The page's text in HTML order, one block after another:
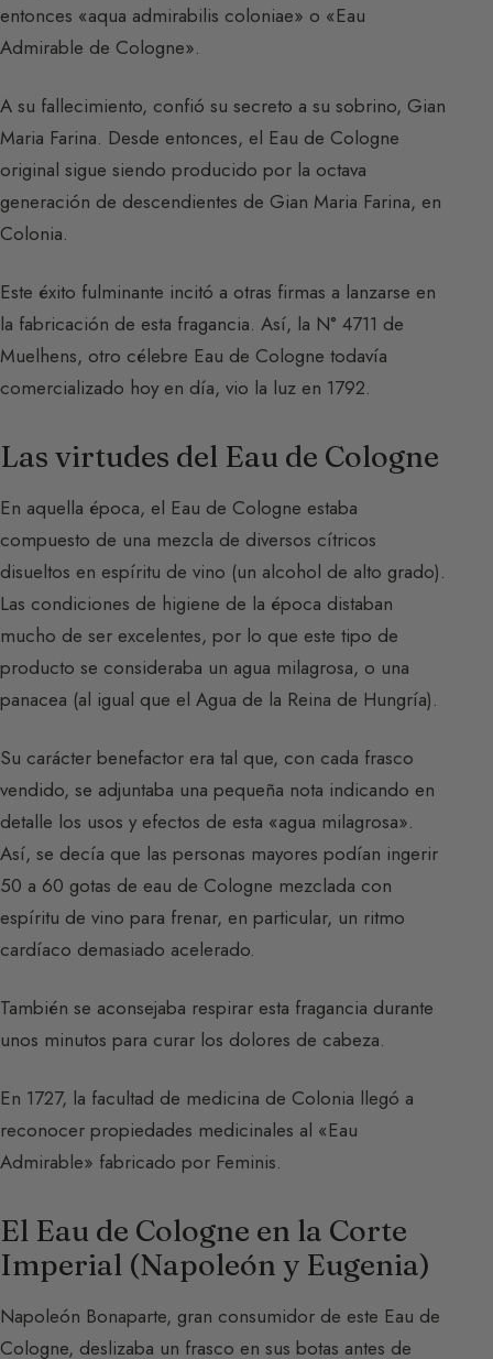
entonces «aqua admirabilis coloniae» o «Eau
Admirable de Cologne».
A su fallecimiento, confió su secreto a su sobrino, Gian
Maria Farina. Desde entonces, el Eau de Cologne
original sigue siendo producido por la octava
generación de descendientes de Gian Maria Farina, en
Colonia.
Este éxito fulminante incitó a otras firmas a lanzarse en
la fabricación de esta fragancia. Así, la N° 4711 de
Muelhens, otro célebre Eau de Cologne todavía
comercializado hoy en día, vio la luz en 1792.
Las virtudes del Eau de Cologne
En aquella época, el Eau de Cologne estaba
compuesto de una mezcla de diversos cítricos
disueltos en espíritu de vino (un alcohol de alto grado).
Las condiciones de higiene de la época distaban
mucho de ser excelentes, por lo que este tipo de
producto se consideraba un agua milagrosa, o una
panacea (al igual que el Agua de la Reina de Hungría).
Su carácter benefactor era tal que, con cada frasco
vendido, se adjuntaba una pequeña nota indicando en
detalle los usos y efectos de esta «agua milagrosa».
Así, se decía que las personas mayores podían ingerir
50 a 60 gotas de eau de Cologne mezclada con
espíritu de vino para frenar, en particular, un ritmo
cardíaco demasiado acelerado.
También se aconsejaba respirar esta fragancia durante
unos minutos para curar los dolores de cabeza.
En 1727, la facultad de medicina de Colonia llegó a
reconocer propiedades medicinales al «Eau
Admirable» fabricado por Feminis.
El Eau de Cologne en la Corte
Imperial (Napoleón y Eugenia)
Napoleón Bonaparte, gran consumidor de este Eau de
Cologne, deslizaba un frasco en sus botas antes de